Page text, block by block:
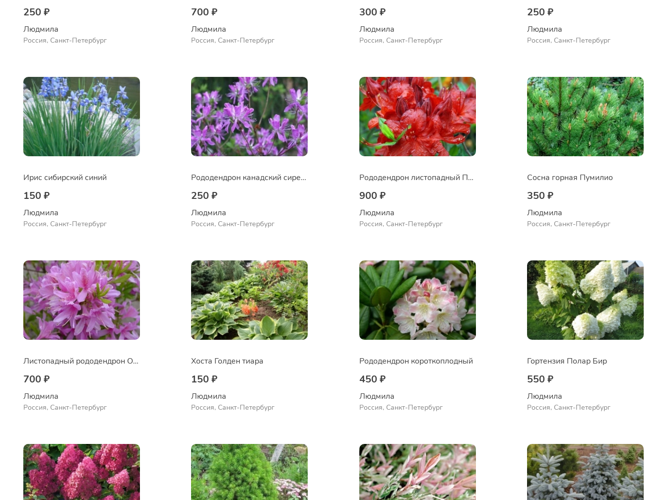
250 ₽
Людмила
Россия, Санкт-Петербург
700 ₽
Людмила
Россия, Санкт-Петербург
300 ₽
Людмила
Россия, Санкт-Петербург
250 ₽
Людмила
Россия, Санкт-Петербург
Ирис сибирский синий
150 ₽
Людмила
Россия, Санкт-Петербург
Рододендрон канадский сиреневый
250 ₽
Людмила
Россия, Санкт-Петербург
Рододендрон листопадный Паркфойер
900 ₽
Людмила
Россия, Санкт-Петербург
Сосна горная Пумилио
350 ₽
Людмила
Россия, Санкт-Петербург
Листопадный рододендрон Orchid Lights
700 ₽
Людмила
Россия, Санкт-Петербург
Хоста Голден тиара
150 ₽
Людмила
Россия, Санкт-Петербург
Рододендрон короткоплодный
450 ₽
Людмила
Россия, Санкт-Петербург
Гортензия Полар Бир
550 ₽
Людмила
Россия, Санкт-Петербург